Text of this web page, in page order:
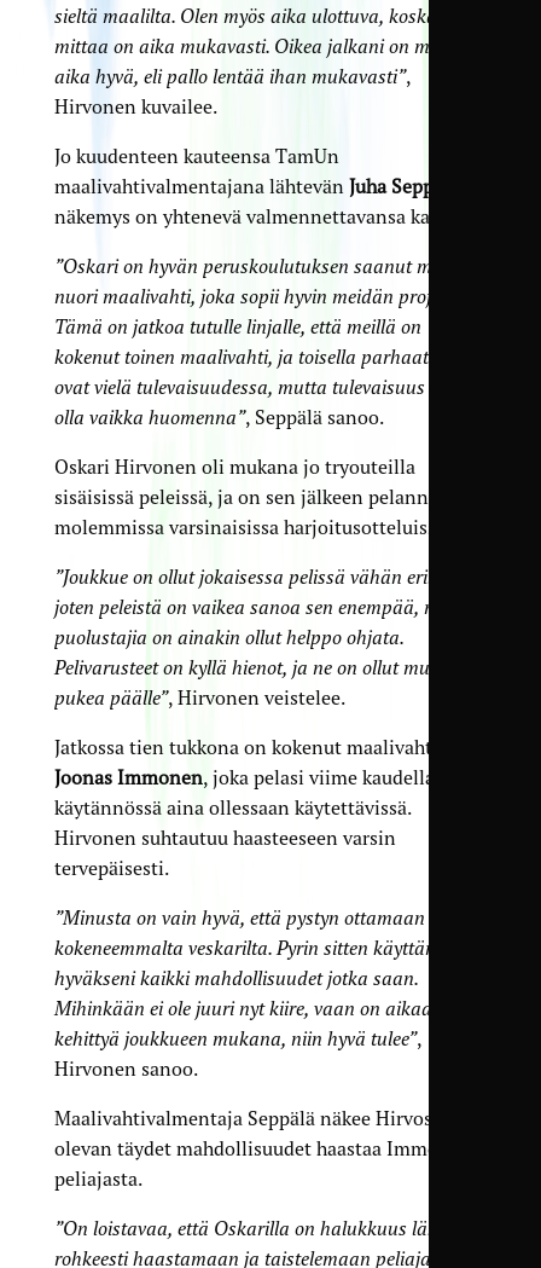
sieltä maalilta. Olen myös aika ulottuva, koska
mittaa on aika mukavasti. Oikea jalkani on myös
aika hyvä, eli pallo lentää ihan mukavasti”,
Hirvonen kuvailee.
Jo kuudenteen kauteensa TamUn
maalivahtivalmentajana lähtevän Juha Seppälän
näkemys on yhtenevä valmennettavansa kanssa.
”Oskari on hyvän peruskoulutuksen saanut moderni
nuori maalivahti, joka sopii hyvin meidän profiiliin.
Tämä on jatkoa tutulle linjalle, että meillä on
kokenut toinen maalivahti, ja toisella parhaat pelit
ovat vielä tulevaisuudessa, mutta tulevaisuus voi
olla vaikka huomenna”, Seppälä sanoo.
Oskari Hirvonen oli mukana jo tryouteilla
sisäisissä peleissä, ja on sen jälkeen pelannut
molemmissa varsinaisissa harjoitusotteluissa.
”Joukkue on ollut jokaisessa pelissä vähän erilainen,
joten peleistä on vaikea sanoa sen enempää, mutta
puolustajia on ainakin ollut helppo ohjata.
Pelivarusteet on kyllä hienot, ja ne on ollut mukava
pukea päälle”, Hirvonen veistelee.
Jatkossa tien tukkona on kokenut maalivahti
Joonas Immonen, joka pelasi viime kaudella
käytännössä aina ollessaan käytettävissä.
Hirvonen suhtautuu haasteeseen varsin
tervepäisesti.
”Minusta on vain hyvä, että pystyn ottamaan oppia
kokeneemmalta veskarilta. Pyrin sitten käyttämään
hyväkseni kaikki mahdollisuudet jotka saan.
Mihinkään ei ole juuri nyt kiire, vaan on aikaa
kehittyä joukkueen mukana, niin hyvä tulee”,
Hirvonen sanoo.
Maalivahtivalmentaja Seppälä näkee Hirvosella
olevan täydet mahdollisuudet haastaa Immonen
peliajasta.
”On loistavaa, että Oskarilla on halukkuus lähteä
rohkeesti haastamaan ja taistelemaan peliajasta.